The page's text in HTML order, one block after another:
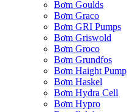
Bơm Goulds
Bơm Graco
Bơm GRI Pumps
Bơm Griswold
Bơm Groco
Bơm Grundfos
Bơm Haight Pump
Bơm Haskel
Bơm Hydra Cell
Bơm Hypro